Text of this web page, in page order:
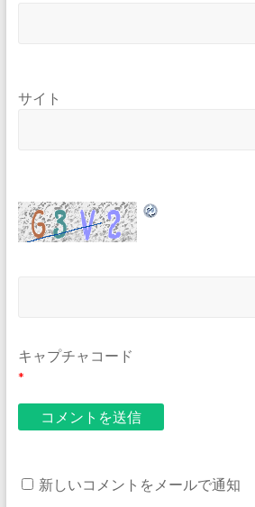
サイト
キャプチャコード
*
新しいコメントをメールで通知